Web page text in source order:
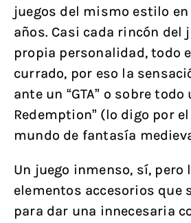
juegos del mismo estilo
años. Casi cada rincón del
propia personalidad, todo
currado, por eso la
ante un “GTA” o sobre todo
Redemption” (lo digo por
mundo de fantasía
Un juego inmenso, sí, pero
elementos accesorios que
para dar una innecesaria